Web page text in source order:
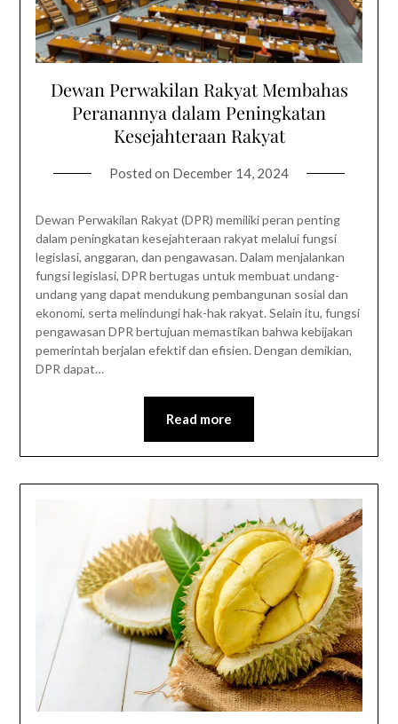
Dewan Perwakilan Rakyat Membahas
Peranannya dalam Peningkatan
Kesejahteraan Rakyat
Posted on December 14, 2024
Dewan Perwakilan Rakyat (DPR) memiliki peran penting
dalam peningkatan kesejahteraan rakyat melalui fungsi
legislasi, anggaran, dan pengawasan. Dalam menjalankan
fungsi legislasi, DPR bertugas untuk membuat undang-
undang yang dapat mendukung pembangunan sosial dan
ekonomi, serta melindungi hak-hak rakyat. Selain itu, fungsi
pengawasan DPR bertujuan memastikan bahwa kebijakan
pemerintah berjalan efektif dan efisien. Dengan demikian,
DPR dapat…
Read more